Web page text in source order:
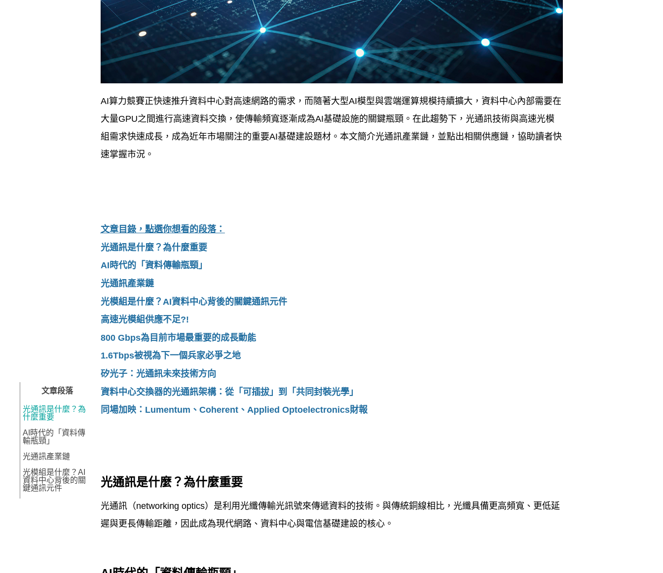
AI算力競賽正快速推升資料中心對高速網路的需求，而隨著大型AI模型與雲端運算規模持續擴大，資料中心內部需要在
大量GPU之間進行高速資料交換，使傳輸頻寬逐漸成為AI基礎設施的關鍵瓶頸。在此趨勢下，光通訊技術與高速光模
組需求快速成長，成為近年市場關注的重要AI基礎建設題材。本文簡介光通訊產業鏈，並點出相關供應鏈，協助讀者快
速掌握市況。
文章目錄，點選你想看的段落：
光通訊是什麼？為什麼重要
AI時代的「資料傳輸瓶頸」
光通訊產業鏈
光模組是什麼？ AI資料中心背後的關鍵通訊元件
高速光模組供應不足?!
800Gbps為目前市場最重要的成長動能
1.6Tbps被視為下一個兵家必爭之地
矽光子：光通訊未來技術方向
資料中心交換器的光通訊架構：從「可插拔」到「共同封裝光學」
同場加映： Lumentum 、 Coherent、 Applied Optoelectronics財報
光通訊是什麼？為什麼重要
光通訊（networking optics）是利用光纖傳輸光訊號來傳遞資料的技術。與傳統銅線相比，光纖具備更高頻寬、更低延
遲與更長傳輸距離，因此成為現代網路、資料中心與電信基礎建設的核心。
文章段落
光通訊是什麼？為
什麼重要
AI時代的「資料傳
輸瓶頸」
光通訊產業鏈
光模組是什麼？AI
資料中心背後的關
鍵通訊元件